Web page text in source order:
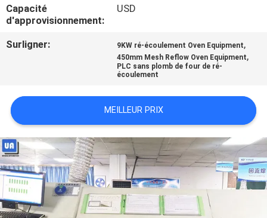
NOUVELLES
DEMANDEZ
VR
PLAN
DU
SITE
Capacité
d'approvisionnement:
USD
Surligner: 9KW ré-écoulement Oven Equipment,
450mm Mesh Reflow Oven Equipment,
PLC sans plomb de four de ré-
écoulement
MEILLEUR PRIX